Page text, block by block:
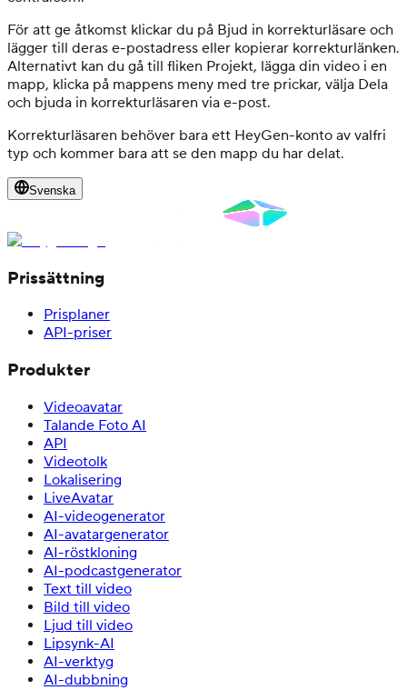
För att ge åtkomst klickar du på Bjud in korrekturläsare och
lägger till deras e-postadress eller kopierar korrekturlänken.
Alternativt kan du gå till fliken Projekt, lägga din video i en
mapp, klicka på mappens meny med tre prickar, välja Dela
och bjuda in korrekturläsaren via e-post.
Korrekturläsaren behöver bara ett HeyGen-konto av valfri
typ och kommer bara att se den mapp du har delat.
Svenska
Prissättning
Prisplaner
API-priser
Produkter
Videoavatar
Talande Foto AI
API
Videotolk
Lokalisering
LiveAvatar
AI-videogenerator
AI-avatargenerator
AI-röstkloning
AI-podcastgenerator
Text till video
Bild till video
Ljud till video
Lipsynk-AI
AI-verktyg
AI-dubbning